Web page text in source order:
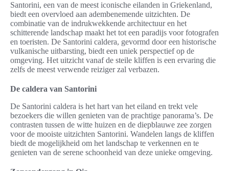
Santorini, een van de meest iconische eilanden in Griekenland,
biedt een overvloed aan adembenemende uitzichten. De
combinatie van de indrukwekkende architectuur en het
schitterende landschap maakt het tot een paradijs voor fotografen
en toeristen. De Santorini caldera, gevormd door een historische
vulkanische uitbarsting, biedt een uniek perspectief op de
omgeving. Het uitzicht vanaf de steile kliffen is een ervaring die
zelfs de meest verwende reiziger zal verbazen.
De caldera van Santorini
De Santorini caldera is het hart van het eiland en trekt vele
bezoekers die willen genieten van de prachtige panorama’s. De
contrasten tussen de witte huizen en de diepblauwe zee zorgen
voor de mooiste uitzichten Santorini. Wandelen langs de kliffen
biedt de mogelijkheid om het landschap te verkennen en te
genieten van de serene schoonheid van deze unieke omgeving.